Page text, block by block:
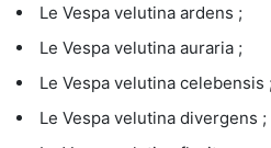
Le Vespa velutina ardens ;
Le Vespa velutina auraria ;
Le Vespa velutina celebensis ;
Le Vespa velutina divergens ;